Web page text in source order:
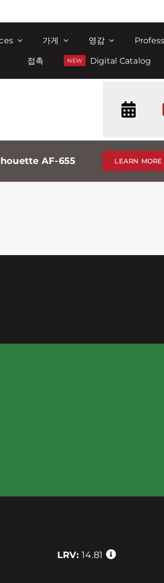
가게 영감
접촉 Digital Catalog
AF-655 LEARN MORE
LRV: 14.81